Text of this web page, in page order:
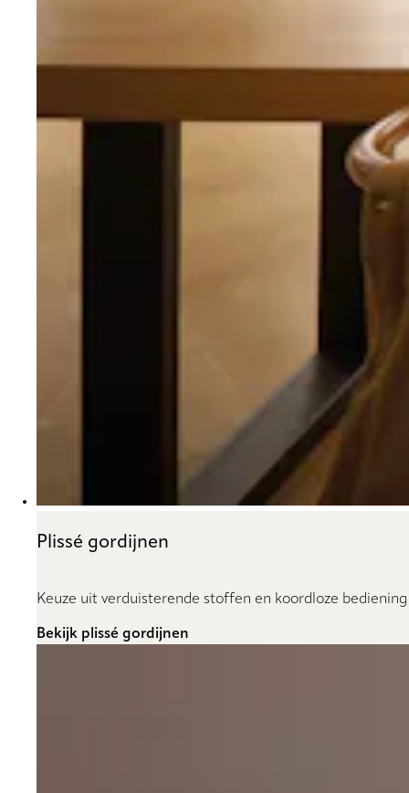
Plissé gordijnen
Keuze uit verduisterende stoffen en koordloze bediening
Bekijk plissé gordijnen